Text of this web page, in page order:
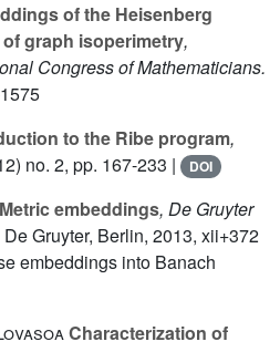
of the Heisenberg
graph isoperimetry,
Congress of Mathematicians.
to the Ribe program,
no. 2, pp. 167-233 | DOI
Metric embeddings, De Gruyter
De Gruyter, Berlin, 2013, xii+372
embeddings into Banach
Characterization of